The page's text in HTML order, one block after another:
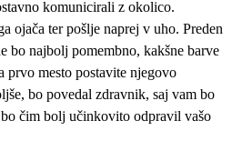
komunicirali z okolico.
ojača ter pošlje naprej v uho. Preden
bo najbolj pomembno, kakšne barve
prvo mesto postavite njegovo
bo povedal zdravnik, saj vam bo
čim bolj učinkovito odpravil vašo